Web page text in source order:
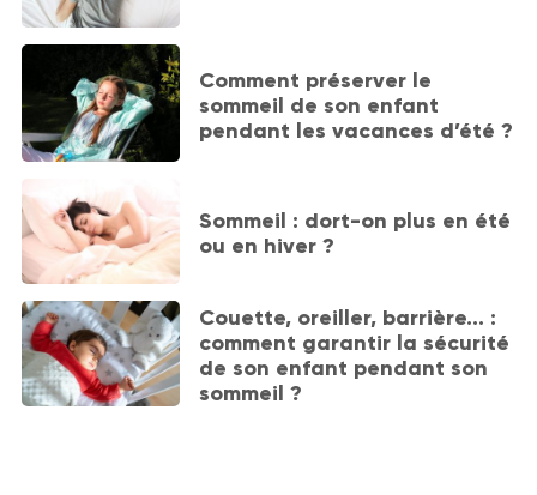
Comment préserver le
sommeil de son enfant
pendant les vacances d’été ?
Sommeil : dort-on plus en été
ou en hiver ?
Couette, oreiller, barrière… :
comment garantir la sécurité
de son enfant pendant son
sommeil ?